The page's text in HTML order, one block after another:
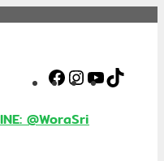
Facebook
Instagram
YouTube
@WoraSri